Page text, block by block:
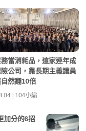
當消耗品，這家連年成
公司，靠長期主義讓員
然翻10倍
| 104小編
加分的6招